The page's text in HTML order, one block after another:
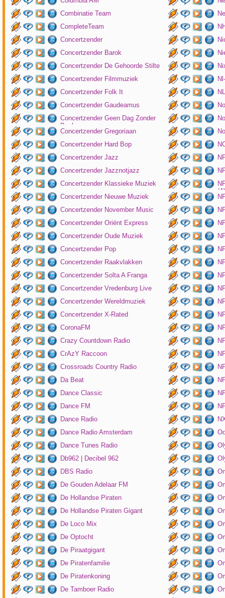
Combinatie Team
CompleteTeam
Concertzender
Concertzender Barok
Concertzender De Gehoorde Stilte
Concertzender Filmmuziek
Concertzender Folk It
Concertzender Gaudeamus
Concertzender Geen Dag Zonder
Bach
Concertzender Gregoriaan
Concertzender Hard Bop
Concertzender Jazz
Concertzender Jazznotjazz
Concertzender Klassieke Muziek
Concertzender Nieuwe Muziek
Concertzender November Music
Concertzender Oriënt Express
Concertzender Oude Muziek
Concertzender Pop
Concertzender Raakvlakken
Concertzender Solta A Franga
Concertzender Vredenburg Live
Concertzender Wereldmuziek
Concertzender X-Rated
CoronaFM
Crazy Countdown Radio
CrAzY Raccoon
Crossroads Country Radio
Da Beat
Dance Classic
Dance FM
Dance Radio
Dance Radio Amsterdam
Dance Tunes Radio
Db962 | Decibel 962
DBS Radio
De Gouden Adelaar FM
De Hollandse Piraten
De Hollandse Piraten Gigant
De Loco Mix
De Optocht
De Piraatgigant
De Piratenfamilie
De Piratenkoning
De Tamboer Radio